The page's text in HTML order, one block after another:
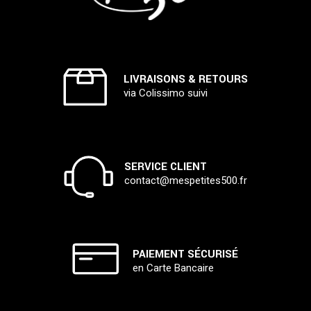
LIVRAISONS & RETOURS
via Colissimo suivi
SERVICE CLIENT
contact@mespetites500.fr
PAIEMENT SÉCURISÉ
en Carte Bancaire